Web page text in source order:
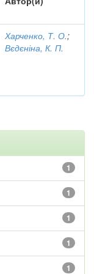
Харченко, Т. О.;
Вєдєніна, К. П.
1
1
1
1
1